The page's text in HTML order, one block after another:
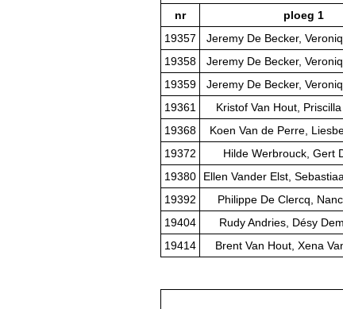
nr
ploeg 1
19357
Jeremy De Becker,
19358
Jeremy De Becker,
19359
Jeremy De Becker,
19361
Kristof Van Hout,
19368
Koen Van de Perre,
19372
Hilde Werbrouck, Gert
19380
Ellen Vander Elst,
19392
Philippe De Clercq,
19404
Rudy Andries, Désy
19414
Brent Van Hout, Xena